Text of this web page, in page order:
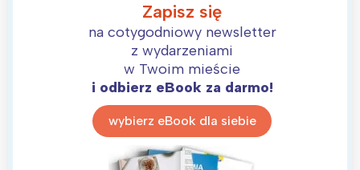
Zapisz się
na cotygodniowy newsletter
z wydarzeniami
w Twoim mieście
i odbierz eBook za darmo!
wybierz eBook dla siebie